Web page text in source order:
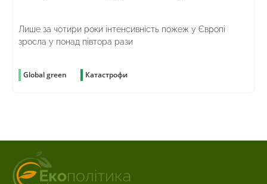
Лише за чотири роки інтенсивність пожеж у Європі
зросла у понад півтора рази
Global green Катастрофи